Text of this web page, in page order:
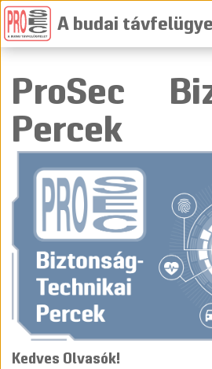
A budai
ProSec
Percek
Kedves Olvasók!